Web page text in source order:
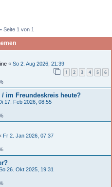
Seite 1 von 1
« So 2. Aug 2026, 21:39
1 2 3 4 5 6
im Freundeskreis heute?
17. Feb 2026, 08:55
Fr 2. Jan 2026, 07:37
26. Okt 2025, 19:31